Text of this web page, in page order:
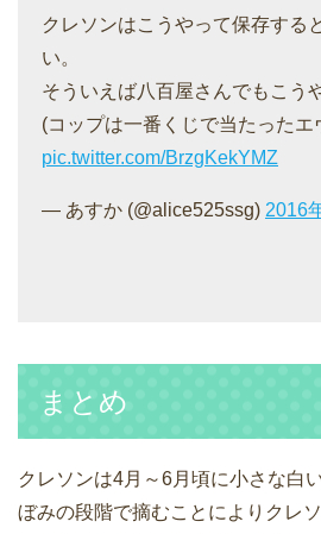
クレソンはこうやって保存する
い。
そういえば八百屋さんでもこう
(コップは一番くじで当たったエ
pic.twitter.com/BrzgKekYMZ
— あすか (@alice525ssg) 2016
まとめ
クレソンは4月～6月頃に小さな白
ぼみの段階で摘むことによりクレ